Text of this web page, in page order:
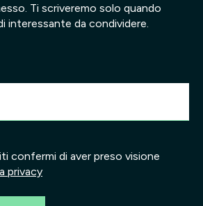
Ti scriveremo solo quando
interessante da condividere.
confermi di aver preso visione
privacy